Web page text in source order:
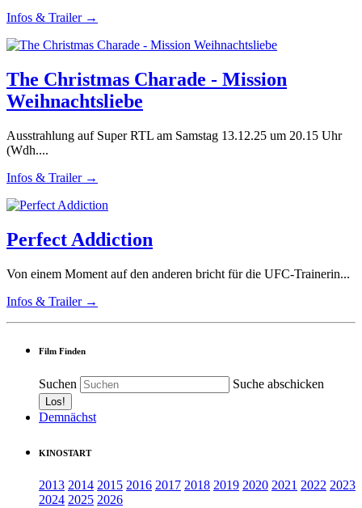
Infos & Trailer →
The Christmas Charade - Mission
Weihnachtsliebe
Ausstrahlung auf Super RTL am Samstag 13.12.25 um 20.15 Uhr
(Wdh....
Infos & Trailer →
Perfect Addiction
Von einem Moment auf den anderen bricht für die UFC-Trainerin...
Infos & Trailer →
Film Finden
Suchen Suche abschicken
Demnächst
KINOSTART
2013 2014 2015 2016 2017 2018 2019 2020 2021 2022 2023
2024 2025 2026